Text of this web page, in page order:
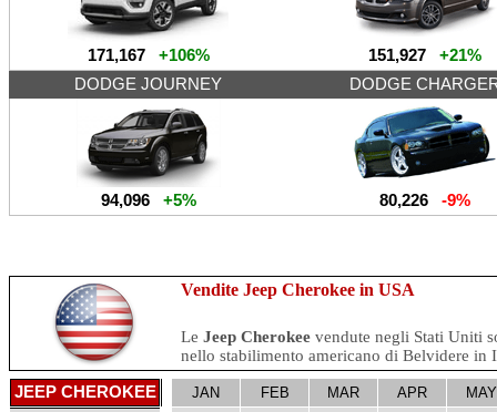
171,167+106% 151,927 +21%
DODGE JOURNEY
DODGE
94,096 +5% 80,226 -9%
Vendite Jeep Cherokee in USA
Le Jeep Cherokee vendute negli Stati Uniti
nello stabilimento americano di Belvidere in
JEEP CHEROKEE JAN FEB MAR APR MAY